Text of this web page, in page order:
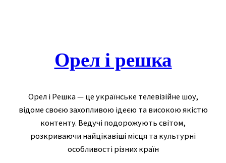
Орел і решка
Орел і Решка — це українське телевізійне шоу,
відоме своєю захопливою ідеєю та високою якістю
контенту. Ведучі подорожують світом,
розкриваючи найцікавіші місця та культурні
особливості різних країн